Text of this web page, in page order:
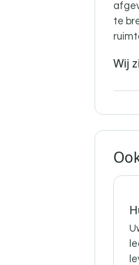
te
Wij